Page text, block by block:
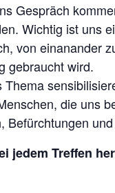
Gespräch
Wichtig ist uns
von einanander
gebraucht wird.
die uns
Befürchtungen
jedem Treffen